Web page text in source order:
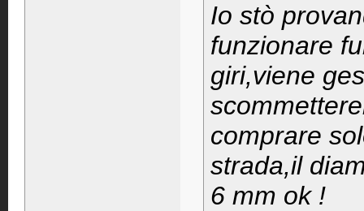
Io stò
funzionare
giri,viene
comprare
strada,il
6 mm ok !